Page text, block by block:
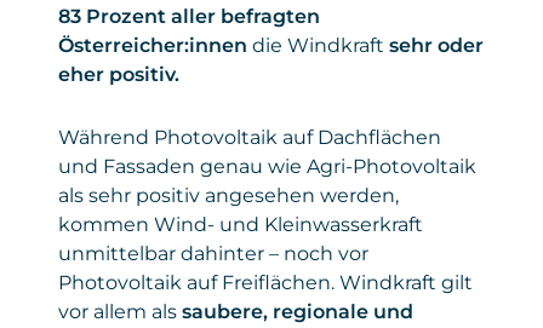
83 Prozent aller befragten
Österreicher:innen die Windkraft sehr oder
eher positiv.
Während Photovoltaik auf Dachflächen
und Fassaden genau wie Agri-Photovoltaik
als sehr positiv angesehen werden,
kommen Wind- und Kleinwasserkraft
unmittelbar dahinter – noch vor
Photovoltaik auf Freiflächen. Windkraft gilt
vor allem als saubere, regionale und